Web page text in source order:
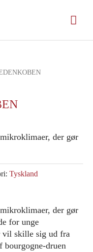
der gør
Tyskland
der gør
for unge
vil skille sig ud fra
bourgogne-druen